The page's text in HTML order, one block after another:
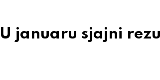
U januaru sjajni